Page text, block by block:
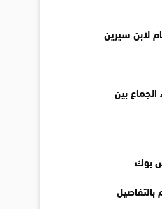
لابن سيرين
الجماع بين
بوك